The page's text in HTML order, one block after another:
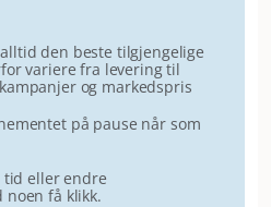
den beste tilgjengelige
variere fra levering til
og markedspris
på pause når som
tid eller endre
noen få klikk.